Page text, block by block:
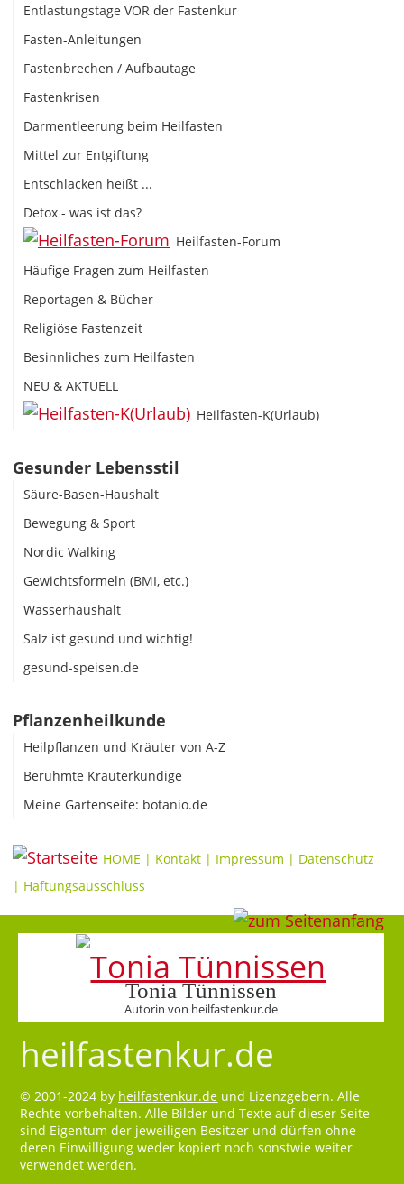
Entlastungstage VOR der Fastenkur
Fasten-Anleitungen
Fastenbrechen / Aufbautage
Fastenkrisen
Darmentleerung beim Heilfasten
Mittel zur Entgiftung
Entschlacken heißt ...
Detox - was ist das?
Heilfasten-Forum
Häufige Fragen zum Heilfasten
Reportagen & Bücher
Religiöse Fastenzeit
Besinnliches zum Heilfasten
NEU & AKTUELL
Heilfasten-K(Urlaub)
Gesunder Lebensstil
Säure-Basen-Haushalt
Bewegung & Sport
Nordic Walking
Gewichtsformeln (BMI, etc.)
Wasserhaushalt
Salz ist gesund und wichtig!
gesund-speisen.de
Pflanzenheilkunde
Heilpflanzen und Kräuter von A-Z
Berühmte Kräuterkundige
Meine Gartenseite: botanio.de
HOME | Kontakt | Impressum | Datenschutz
| Haftungsausschluss
Tonia Tünnissen
Autorin von heilfastenkur.de
heilfastenkur.de
© 2001-2024 by heilfastenkur.de und Lizenzgebern. Alle
Rechte vorbehalten. Alle Bilder und Texte auf dieser Seite
sind Eigentum der jeweiligen Besitzer und dürfen ohne
deren Einwilligung weder kopiert noch sonstwie weiter
verwendet werden.